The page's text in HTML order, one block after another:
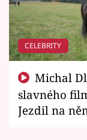
CELEBRITY
slavného
Jezdil na